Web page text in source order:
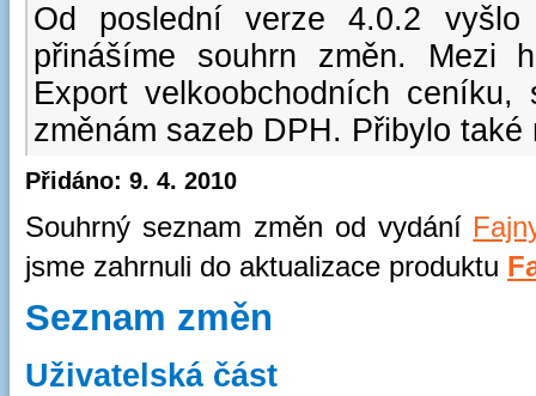
Od poslední verze 4.0.2
přinášíme souhrn změn. Mezi
Export velkoobchodních
změnám sazeb DPH. Přibylo
Přidáno: 9. 4. 2010
Souhrný seznam změn od vydání
jsme zahrnuli do aktualizace produktu
Seznam změn
Uživatelská část